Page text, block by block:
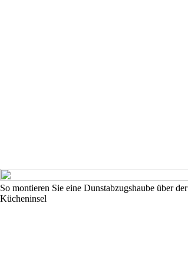
So montieren Sie eine Dunstabzugshaube über der
Kücheninsel